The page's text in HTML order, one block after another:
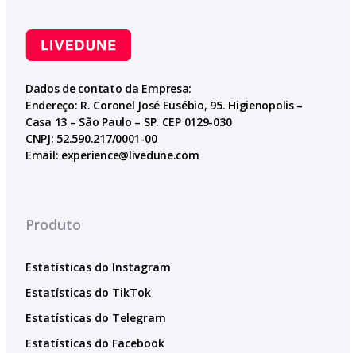
Dados de contato da Empresa:
Endereço: R. Coronel José Eusébio, 95. Higienopolis –
Casa 13 – São Paulo – SP. CEP 0129-030
CNPJ: 52.590.217/0001-00
Email: experience@livedune.com
Produto
Estatísticas do Instagram
Estatísticas do TikTok
Estatísticas do Telegram
Estatísticas do Facebook